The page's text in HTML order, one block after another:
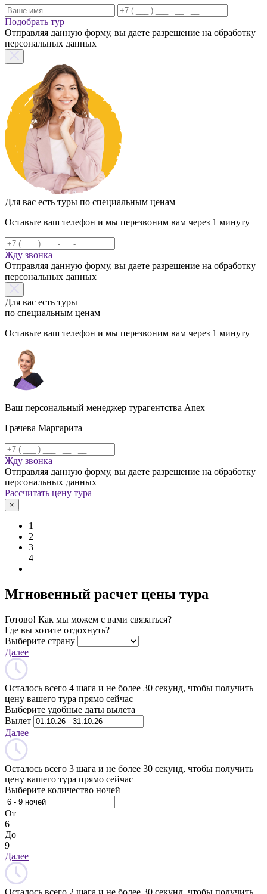
Подобрать тур
Отправляя данную форму, вы даете разрешение на обработку
персональных данных
Для вас есть туры по специальным ценам
Оставьте ваш телефон и мы перезвоним вам через 1 минуту
Жду звонка
Отправляя данную форму, вы даете разрешение на обработку
персональных данных
Для вас есть туры
по специальным ценам
Оставьте ваш телефон и мы перезвоним вам через 1 минуту
Ваш персональный менеджер турагентства Anex
Грачева Маргарита
Жду звонка
Отправляя данную форму, вы даете разрешение на обработку
персональных данных
Рассчитать цену тура
×
1
2
3
4
Мгновенный расчет цены тура
Готово! Как мы можем с вами связаться?
Где вы хотите отдохнуть?
Выберите страну
Далее
Осталось всего 4 шага и не более 30 секунд, чтобы получить
цену вашего тура прямо сейчас
Выберите удобные даты вылета
Вылет
Далее
Осталось всего 3 шага и не более 30 секунд, чтобы получить
цену вашего тура прямо сейчас
Выберите количество ночей
От
6
До
9
Далее
Осталось всего 2 шага и не более 30 секунд, чтобы получить